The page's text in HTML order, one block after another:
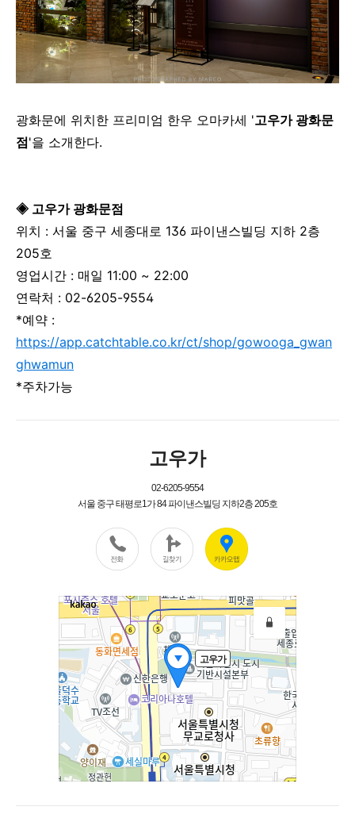
광화문에 위치한 프리미엄 한우 오마카세 '고우가 광화문
점'을 소개한다.
◈ 고우가 광화문점
위치 : 서울 중구 세종대로 136 파이낸스빌딩 지하 2층
205호
영업시간 : 매일 11:00 ~ 22:00
연락처 : 02-6205-9554
*예약 :
https://app.catchtable.co.kr/ct/shop/gowooga_gwan
ghwamun
*주차가능